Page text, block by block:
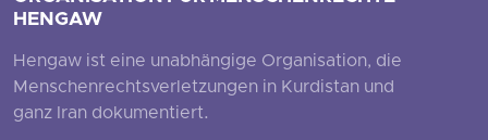
HENGAW
Hengaw ist eine unabhängige Organisation, die
Menschenrechtsverletzungen in Kurdistan und
ganz Iran dokumentiert.